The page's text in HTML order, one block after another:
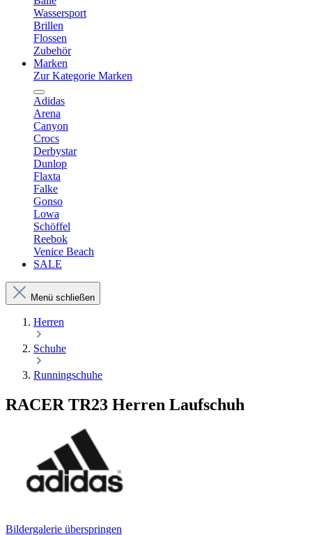
Wassersport
Brillen
Flossen
Zubehör
Marken
Zur Kategorie Marken
Adidas
Arena
Canyon
Crocs
Derbystar
Dunlop
Flaxta
Falke
Gonso
Lowa
Schöffel
Reebok
Venice Beach
SALE
Menü schließen
Herren
Schuhe
Runningschuhe
RACER TR23 Herren Laufschuh
Bildergalerie überspringen